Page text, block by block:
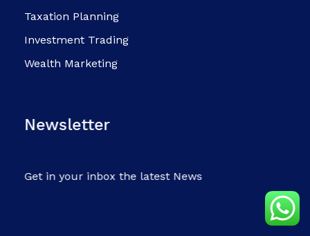
Taxation Planning
Investment Trading
Wealth Marketing
Newsletter
Get in your inbox the latest News